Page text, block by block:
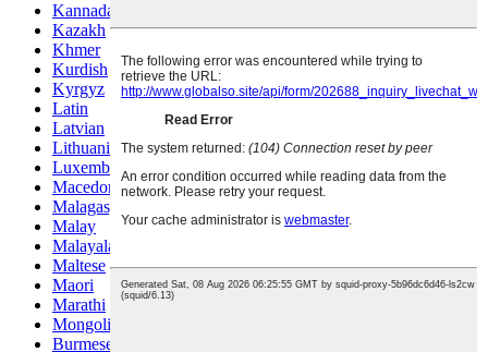
Kannada
Kazakh
Khmer
Kurdish
Kyrgyz
Latin
Latvian
Lithuanian
Luxembou..
Macedonian
Malagasy
Malay
Malayalam
Maltese
Maori
Marathi
Mongolian
Burmese